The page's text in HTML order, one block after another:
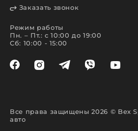
Заказать звонок
Режим работы
Пн. – Пт.: с 10:00 до 19:00
Сб: 10:00 - 15:00
Все права защищены 2026 © Bex
авто